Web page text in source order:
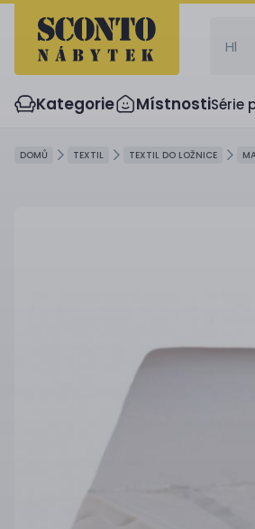
Kategorie MístnostiSérie
DOMŮ TEXTIL TEXTIL DO LOŽNICE